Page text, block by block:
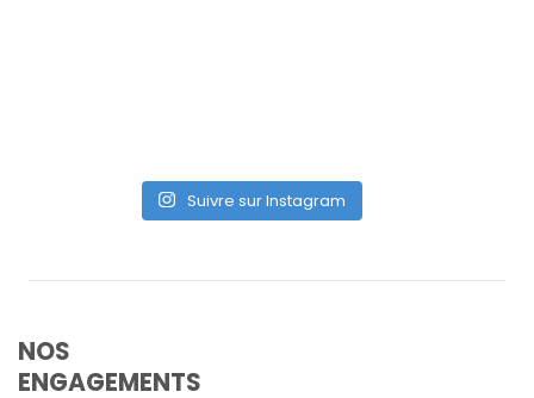
Suivre sur Instagram
NOS
ENGAGEMENTS